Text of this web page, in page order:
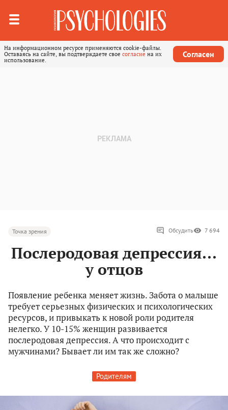
На информационном ресурсе применяются cookie-файлы.
Оставаясь на сайте, вы подтверждаете свое согласие на их
использование.
Согласен
Точка зрения Обсудить 7 694
Послеродовая депрессия...
у отцов
Появление ребенка меняет жизнь. Забота о малыше
требует серьезных физических и психологических
ресурсов, и привыкать к новой роли родителя
нелегко. У 10-15% женщин развивается
послеродовая депрессия. А что происходит с
мужчинами? Бывает ли им так же сложно?
Родителям